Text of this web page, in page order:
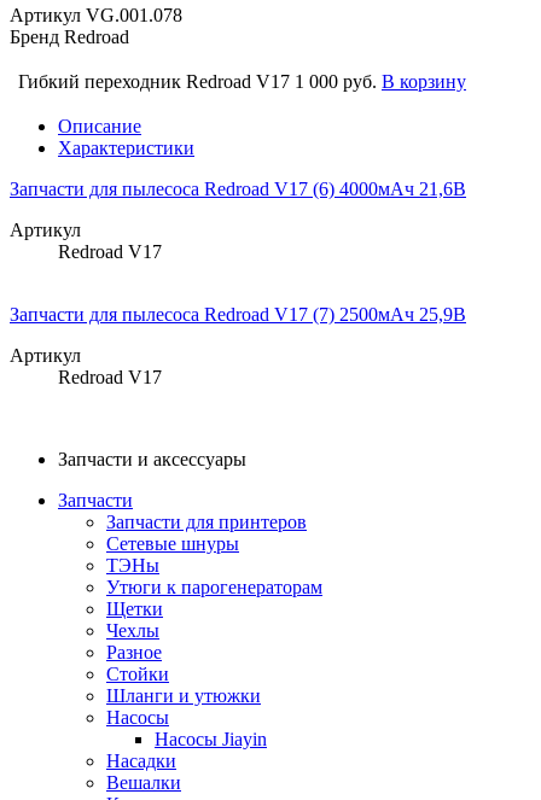
Артикул VG.001.078
Бренд Redroad
Гибкий переходник Redroad V17 1 000 руб. В корзину
Описание
Характеристики
Запчасти для пылесоса Redroad V17 (6) 4000мАч 21,6В
Артикул
Redroad V17
Запчасти для пылесоса Redroad V17 (7) 2500мАч 25,9В
Артикул
Redroad V17
Запчасти и аксессуары
Запчасти
Запчасти для принтеров
Сетевые шнуры
ТЭНы
Утюги к парогенераторам
Щетки
Чехлы
Разное
Стойки
Шланги и утюжки
Насосы
Насосы Jiayin
Насадки
Вешалки